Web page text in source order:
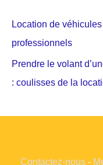
Location de
professionnels
Prendre le volant
: coulisses de la
Contactez-nous-